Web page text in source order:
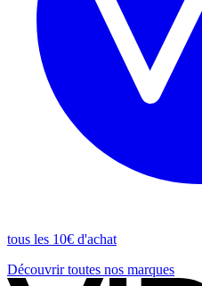
tous les 10€ d'achat
Découvrir toutes nos marques